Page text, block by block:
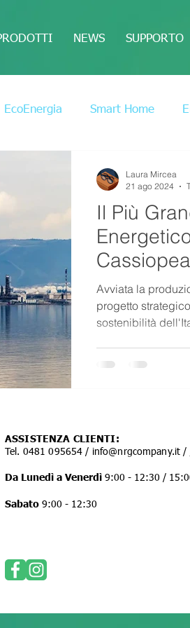
NEWS SUPPORTO
EcoEnergia Smart Home
Il Più
Cassiopea
Avviata la
progetto
sostenibilità
Laura Mircea
21 ago 2024
ASSISTENZA CLIENTI:
Tel. 0481 095654 / info@nrgcompany.it /
Da Lunedì a Venerdì 9:00 - 12:30 /
Sabato 9:00 - 12:30